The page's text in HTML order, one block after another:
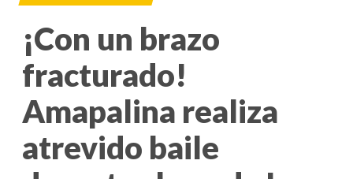
¡Con un brazo
fracturado!
Amapalina realiza
atrevido baile